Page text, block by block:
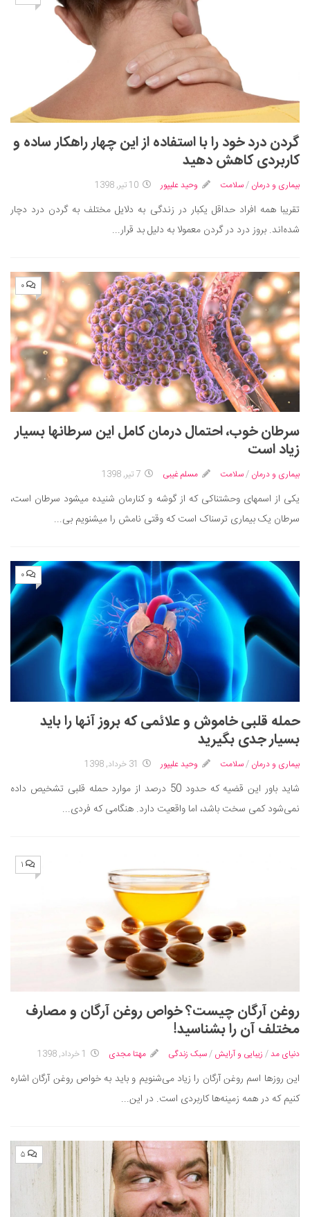
گردن درد خود را با استفاده از این چهار راهکار ساده و
کاربردی کاهش دهید
بیماری و درمان /سلامت وحید علیپور 10 تیر, 1398
تقریبا همه افراد حداقل یکبار در زندگی به دلایل مختلف به گردن درد دچار
شده‌اند. بروز درد در گردن معمولا به دلیل بد قرار...
۰
سرطان خوب، احتمال درمان کامل‎ این سرطان‎ها بسیار
زیاد است
بیماری و درمان /سلامت مسلم غیبی 7 تیر, 1398
یکی از اسم‎های وحشتناکی که از گوشه و کنارمان شنیده می‎شود سرطان است،
سرطان یک بیماری ترسناک است که وقتی نامش را می‎شنویم بی...
۰
حمله قلبی خاموش و علائمی که بروز آنها را باید
بسیار جدی بگیرید
بیماری و درمان /سلامت وحید علیپور 31 خرداد, 1398
شاید باور این قضیه که حدود 50 درصد از موارد حمله قلبی تشخیص داده
نمی‌شود کمی سخت باشد، اما واقعیت دارد. هنگامی که فردی...
۱
روغن آرگان چیست؟ خواص روغن آرگان و مصارف
مختلف آن را بشناسید!
دنیای مد/ زیبایی و آرایش /سبک زندگی مهتا مجدی 1 خرداد, 1398
این روزها اسم روغن آرگان را زیاد می‌شنویم و باید به خواص روغن آرگان اشاره
کنیم که در همه زمینه‌ها کاربردی است. در این...
۵